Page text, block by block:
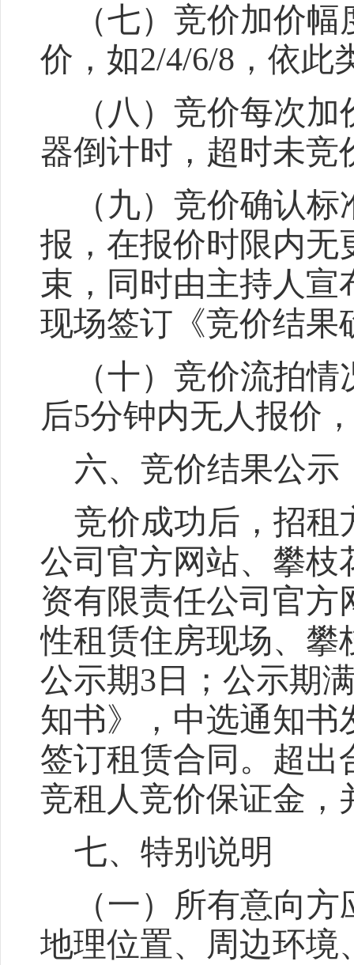
（七）竞价加价
价，如2/4/6/8，依此
（八）竞价每次
器倒计时，超时未竞
（九）竞价确认
报， 在报价时限内无
束，同时由主持人宣
现场签订《竞价结果
（十）竞价流拍
后5分钟内无人报价
六、竞价结果公示
竞价成功后 ，招租
公司官方网站、攀枝
资有限责任公司官
性租赁住房现场、攀
公示期3日；公示期
知书》
，中选通知书
签订租赁合同。超出
竞租人竞价保证金，
七、特别说明
（一）所有意向
地理位置、周边环境